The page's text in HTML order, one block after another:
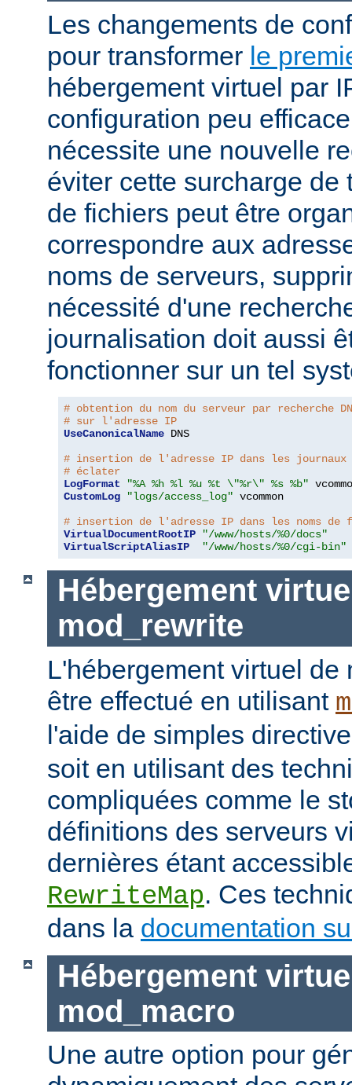
Les changements de
pour transformer le
hébergement virtuel par
configuration peu
nécessite une nouvelle
éviter cette surcharge de
de fichiers peut être
correspondre aux
noms de serveurs,
nécessité d'une
journalisation doit aussi
fonctionner sur un tel
# obtention du nom du serveur par recherche
# sur l'adresse IP
UseCanonicalName DNS
# insertion de l'adresse IP dans les
# éclater
LogFormat
"%A %h %l %u %t \"%r\" %s %b"
CustomLog
"logs/access_log" vcommon
# insertion de l'adresse IP dans les noms de
VirtualDocumentRootIP
"/www/hosts/%0/docs"
VirtualScriptAliasIP
"/www/hosts/%0/cgi-bin"
Hébergement
mod_rewrite
L'hébergement virtuel de
être effectué en utilisant
l'aide de simples
soit en utilisant des
compliquées comme le
définitions des serveurs
dernières étant
RewriteMap. Ces
dans la documentation
Hébergement
mod_macro
Une autre option pour